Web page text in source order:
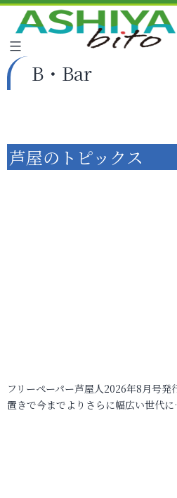
B・Bar
芦屋のトピックス
フリーペーパー芦屋人2026年8月号
置きで今までよりさらに幅広い世代